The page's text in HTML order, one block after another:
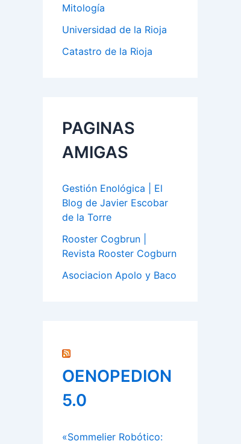
Mitología
Universidad de la Rioja
Catastro de la Rioja
PAGINAS
AMIGAS
Gestión Enológica | El
Blog de Javier Escobar
de la Torre
Rooster Cogbrun |
Revista Rooster Cogburn
Asociacion Apolo y Baco
OENOPEDION
5.0
«Sommelier Robótico: